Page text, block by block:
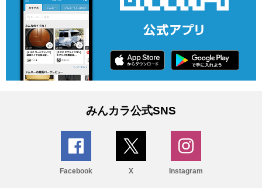
みんカラ公式SNS
Facebook X Instagram